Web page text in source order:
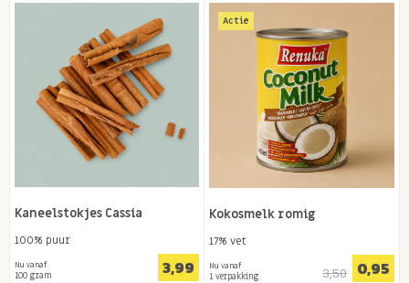
Kaneelstokjes Cassia
100% puur
Nu vanaf
100 gram 3,99
Actie
Kokosmelk romig
17% vet
Nu vanaf
1 verpakking 3,50 0,95